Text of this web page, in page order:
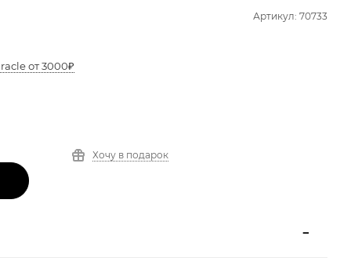
Артикул: 70733
от 3000₽
Хочу в подарок